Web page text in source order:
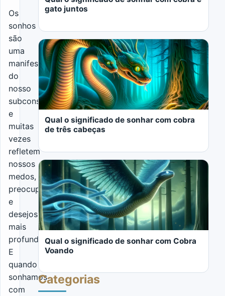
Os
sonhos
são
uma
manifestação
do
nosso
subconsciente
e
muitas
vezes
refletem
nossos
medos,
preocupações
e
desejos
mais
profundos.
E
quando
sonhamos
com
gato juntos
LER MAIS
Qual o significado de sonhar com cobra
de três cabeças
LER MAIS
Qual o significado de sonhar com Cobra
Voando
Categorias